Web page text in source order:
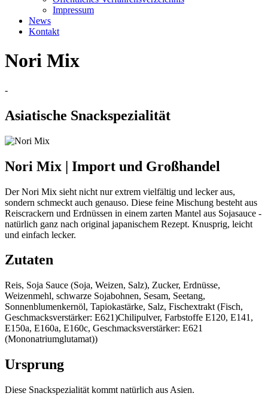
Impressum
News
Kontakt
Nori Mix
-
Asiatische Snackspezialität
Nori Mix | Import und Großhandel
Der Nori Mix sieht nicht nur extrem vielfältig und lecker aus,
sondern schmeckt auch genauso. Diese feine Mischung besteht aus
Reiscrackern und Erdnüssen in einem zarten Mantel aus Sojasauce -
natürlich ganz nach original japanischem Rezept. Knusprig, leicht
und einfach lecker.
Zutaten
Reis, Soja Sauce (Soja, Weizen, Salz), Zucker, Erdnüsse,
Weizenmehl, schwarze Sojabohnen, Sesam, Seetang,
Sonnenblumenkernöl, Tapiokastärke, Salz, Fischextrakt (Fisch,
Geschmacksverstärker: E621)Chilipulver, Farbstoffe E120, E141,
E150a, E160a, E160c, Geschmacksverstärker: E621
(Mononatriumglutamat))
Ursprung
Diese Snackspezialität kommt natürlich aus Asien.